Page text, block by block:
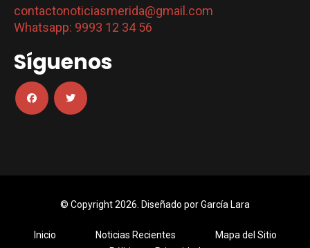
contactonoticiasmerida@gmail.com
Whatsapp: 9993 12 34 56
Síguenos
© Copyright 2026. Diseñado porGarcía Lara
Inicio Noticias Recientes
Mapa del Sitio